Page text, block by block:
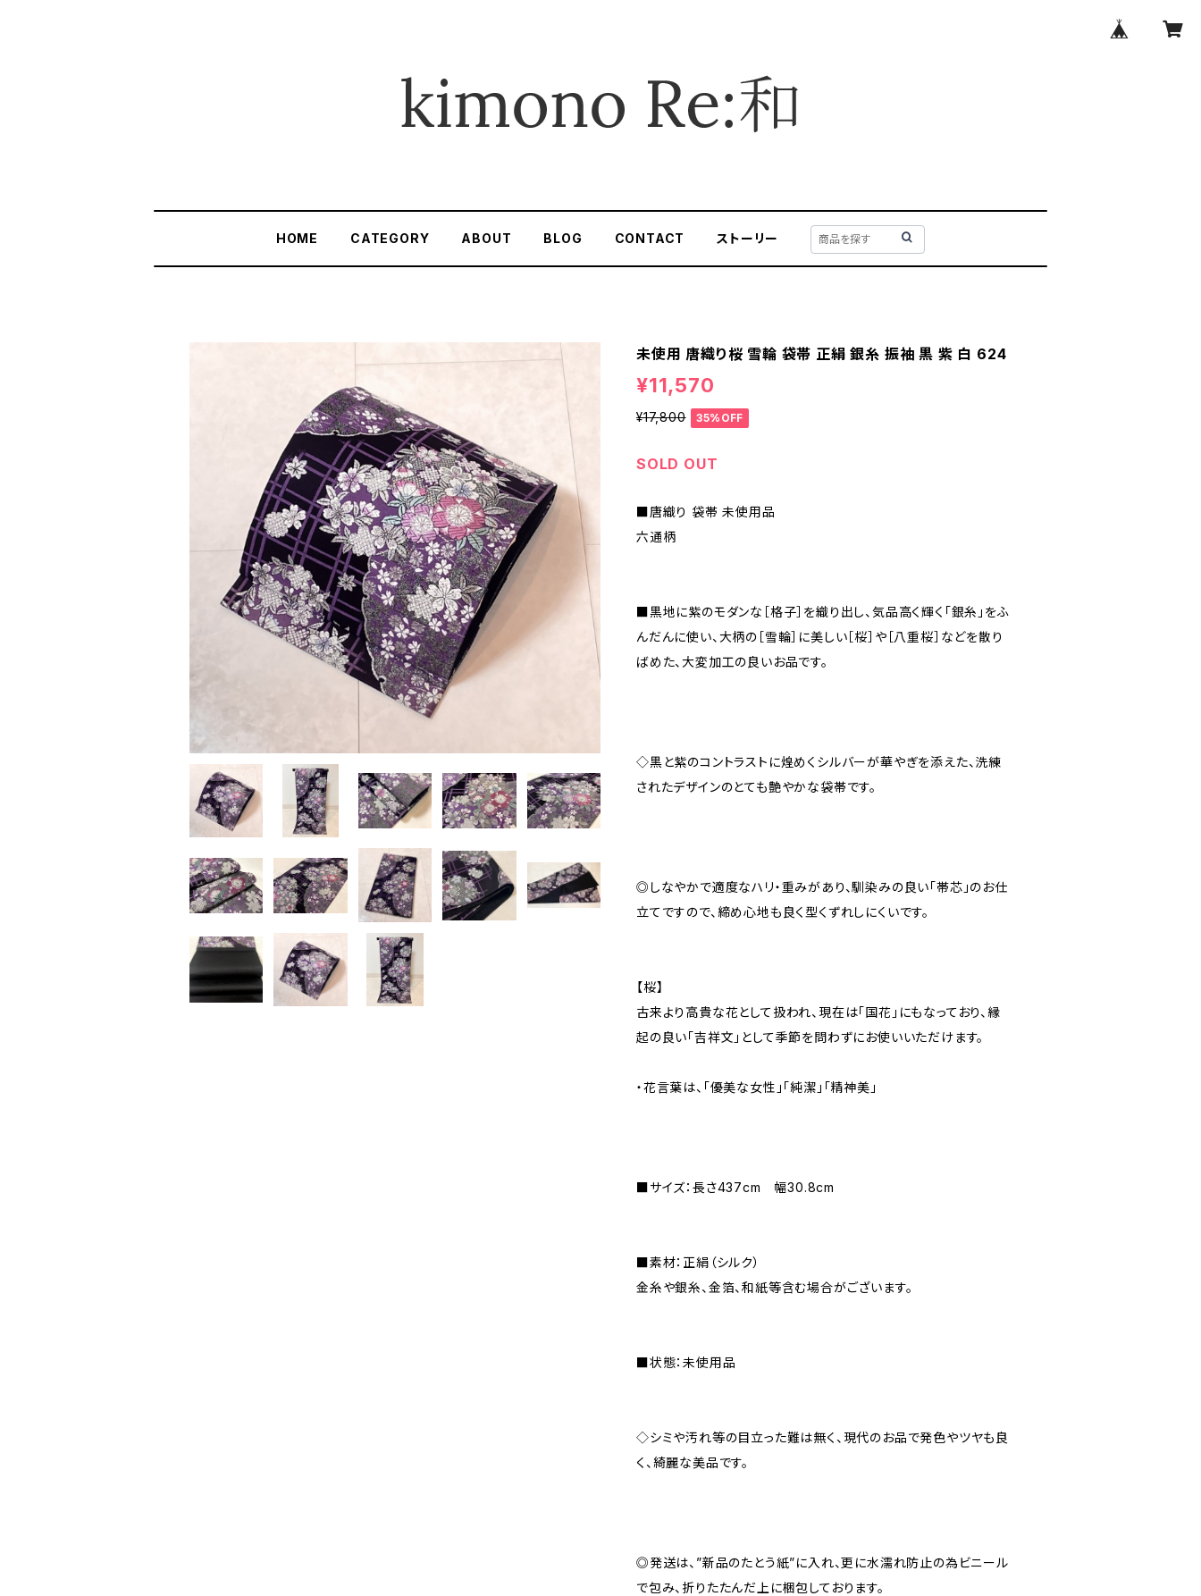
HOME CATEGORY ABOUT BLOG CONTACT ストーリー
未使用 唐織り桜 雪輪 袋帯 正絹 銀糸 振袖 黒 紫 白 624
¥11,570
¥17,800 35%OFF
SOLD OUT
■唐織り 袋帯 未使用品
六通柄
■黒地に紫のモダンな［格子］を織り出し、気品高く輝く「銀糸」をふ
んだんに使い、大柄の［雪輪］に美しい［桜］や［八重桜］などを散り
ばめた、大変加工の良いお品です。
◇黒と紫のコントラストに煌めくシルバーが華やぎを添えた、洗練
されたデザインのとても艶やかな袋帯です。
◎しなやかで適度なハリ・重みがあり、馴染みの良い「帯芯」のお仕
立てですので、締め心地も良く型くずれしにくいです。
【桜】
古来より高貴な花として扱われ、現在は「国花」にもなっており、縁
起の良い「吉祥文」として季節を問わずにお使いいただけます。
・花言葉は、「優美な女性」「純潔」「精神美」
■サイズ：長さ437cm 幅30.8cm
■素材：正絹（シルク）
金糸や銀糸、金箔、和紙等含む場合がございます。
■状態：未使用品
◇シミや汚れ等の目立った難は無く、現代のお品で発色やツヤも良
く、綺麗な美品です。
◎発送は、”新品のたとう紙”に入れ、更に水濡れ防止の為ビニール
で包み、折りたたんだ上に梱包しております。